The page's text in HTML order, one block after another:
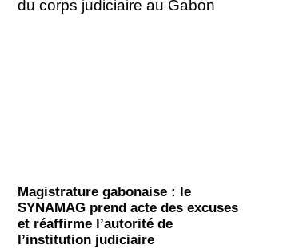
Magistrature gabonaise : le
SYNAMAG prend acte des excuses
et réaffirme l’autorité de
l’institution judiciaire